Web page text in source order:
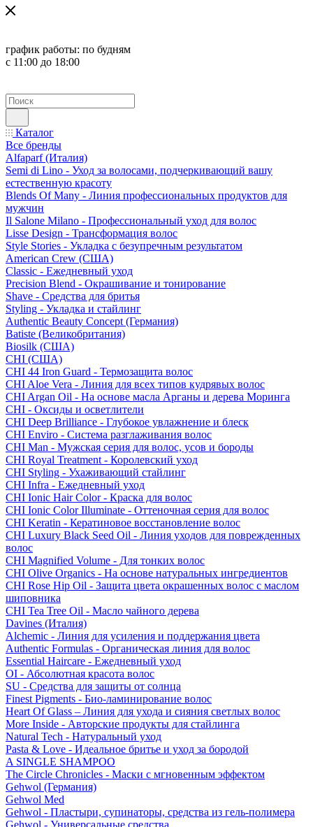
график работы: по будням
с 11:00 до 18:00
Каталог
Все бренды
Alfaparf (Италия)
Semi di Lino - Уход за волосами, подчеркивающий вашу
естественную красоту
Blends Of Many - Линия профессиональных продуктов для
мужчин
Il Salone Milano - Профессиональный уход для волос
Lisse Design - Трансформация волос
Style Stories - Укладка с безупречным результатом
American Crew (США)
Classic - Ежедневный уход
Precision Blend - Окрашивание и тонирование
Shave - Средства для бритья
Styling - Укладка и стайлинг
Authentic Beauty Concept (Германия)
Batiste (Великобритания)
Biosilk (США)
CHI (США)
CHI 44 Iron Guard - Термозащита волос
CHI Aloe Vera - Линия для всех типов кудрявых волос
CHI Argan Oil - На основе масла Арганы и дерева Моринга
CHI - Оксиды и осветлители
CHI Deep Brilliance - Глубокое увлажнение и блеск
CHI Enviro - Система разглаживания волос
CHI Man - Мужская серия для волос, усов и бороды
CHI Royal Treatment - Королевский уход
CHI Styling - Ухаживающий стайлинг
CHI Infra - Ежедневный уход
CHI Ionic Hair Color - Краска для волос
CHI Ionic Color Illuminate - Оттеночная серия для волос
CHI Keratin - Кератиновое восстановление волос
CHI Luxury Black Seed Oil - Линия уходов для поврежденных
волос
CHI Magnified Volume - Для тонких волос
CHI Olive Organics - На основе натуральных ингредиентов
CHI Rose Hip Oil - Защита цвета окрашенных волос с маслом
шиповника
CHI Tea Tree Oil - Масло чайного дерева
Davines (Италия)
Alchemic - Линия для усиления и поддержания цвета
Authentic Formulas - Органическая линия для волос
Essential Haircare - Eжедневный уход
OI - Абсолютная красота волос
SU - Средства для защиты от солнца
Finest Pigments - Био-ламинирование волос
Heart Of Glass – Линия для ухода и сияния светлых волос
More Inside - Авторские продукты для стайлинга
Natural Tech - Натуральный уход
Pasta & Love - Идеальное бритье и уход за бородой
A SINGLE SHAMPOO
The Circle Chronicles - Маски с мгновенным эффектом
Gehwol (Германия)
Gehwol Med
Gehwol - Пластыри, супинаторы, средства из гель-полимера
Gehwol - Универсальные средства